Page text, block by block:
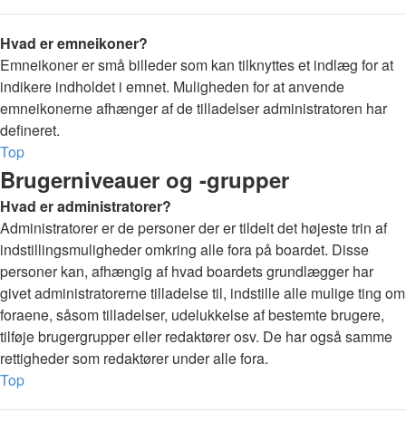
Hvad er emneikoner?
Emneikoner er små billeder som kan tilknyttes et indlæg for at
indikere indholdet i emnet. Muligheden for at anvende
emneikonerne afhænger af de tilladelser administratoren har
defineret.
Top
Brugerniveauer og -grupper
Hvad er administratorer?
Administratorer er de personer der er tildelt det højeste trin af
indstillingsmuligheder omkring alle fora på boardet. Disse
personer kan, afhængig af hvad boardets grundlægger har
givet administratorerne tilladelse til, indstille alle mulige ting om
foraene, såsom tilladelser, udelukkelse af bestemte brugere,
tilføje brugergrupper eller redaktører osv. De har også samme
rettigheder som redaktører under alle fora.
Top